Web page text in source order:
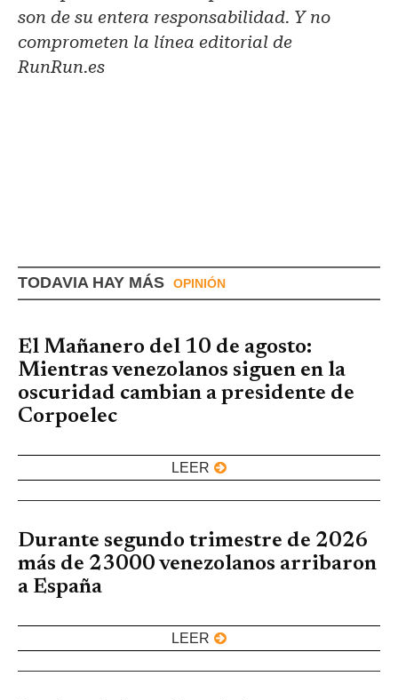
son de su entera responsabilidad. Y no
comprometen la línea editorial de
RunRun.es
TODAVIA HAY MÁS OPINIÓN
El Mañanero del 10 de agosto:
Mientras venezolanos siguen en la
oscuridad cambian a presidente de
Corpoelec
LEER
Durante segundo trimestre de 2026
más de 23000 venezolanos arribaron
a España
LEER